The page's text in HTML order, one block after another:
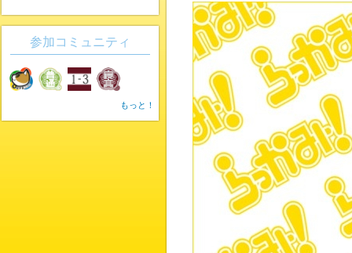
参加コミュニティ
もっと！